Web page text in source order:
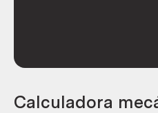
Calculadora